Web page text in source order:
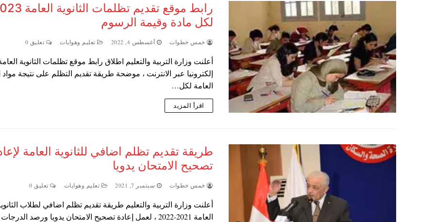
رابط موقع تقديم تظلمات
لكل مادة وقيمة الرسوم
خمس خطوات أغسطس 4, 2022 تعليم وهوايات تعليق 0
إلكترونيا عبر الانترنت ، موضحة طريقة تقديم التظلم على نتيجة مواد
العامة لكل…
اقرأ المزيد
طريقة تقديم تظلم اضافي للثانوية العامة
تصحيح الامتحان يدويا
خمس خطوات سبتمبر 7, 2021 تعليم وهوايات تعليق 0
أعلنت وزارة التربية والتعليم طريقة تقديم تظلم اضافي لطلاب
العامة 2021-2022 ، لعمل إعادة تصحيح الامتحان يدويا ورصد